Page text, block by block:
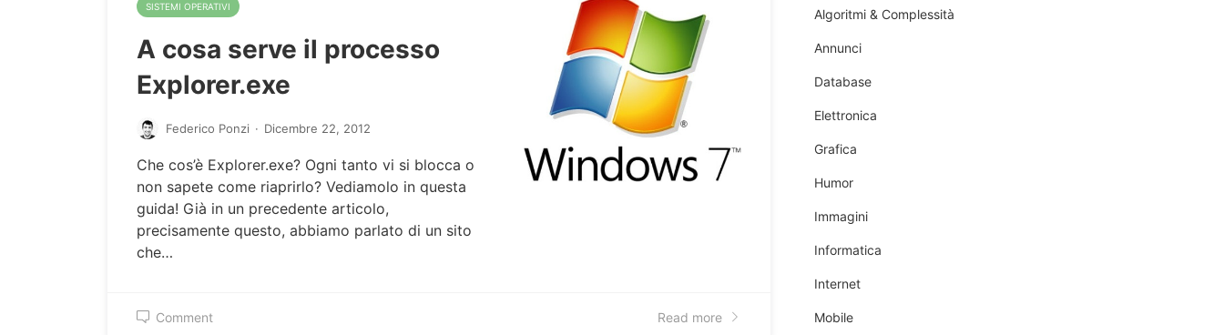
SISTEMI OPERATIVI
A cosa serve il processo
Explorer.exe
Federico Ponzi · Dicembre 22, 2012
Che cos’è Explorer.exe? Ogni tanto vi si blocca o
non sapete come riaprirlo? Vediamolo in questa
guida! Già in un precedente articolo,
precisamente questo, abbiamo parlato di un sito
che…
Comment Read more
Algoritmi & Complessità
Annunci
Database
Elettronica
Grafica
Humor
Immagini
Informatica
Internet
Mobile